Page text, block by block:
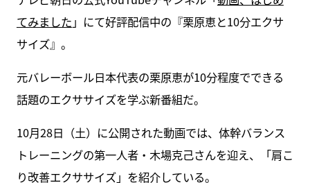
てみました 」にて好評配信中の『栗原恵と10分エクサ
サイズ』。
元バレーボール日本代表の栗原恵が10分程度でできる
話題のエクササイズを学ぶ新番組だ。
10月28日（土）に公開された動画では、体幹バランス
トレーニングの第一人者・木場克己さんを迎え、「肩こ
り改善エクササイズ」を紹介している。